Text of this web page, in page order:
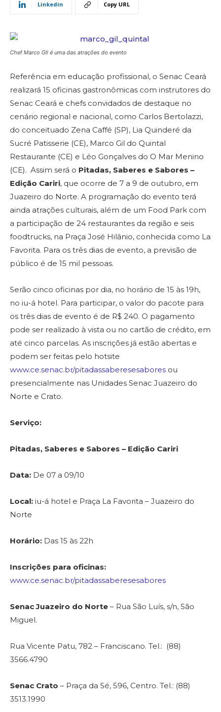
Linkedin Copy URL
Chef Marco GIl é uma das atrações do evento
Referência em educação profissional, o Senac Ceará
realizará 15 oficinas gastronômicas com instrutores do
Senac Ceará e chefs convidados de destaque no
cenário regional e nacional, como Carlos Bertolazzi,
do conceituado Zena Caffé (SP), Lia Quinderé da
Sucré Patisserie (CE), Marco Gil do Quintal
Restaurante (CE) e Léo Gonçalves do O Mar Menino
(CE). Assim será o Pitadas, Saberes e Sabores –
Edição Cariri, que ocorre de 7 a 9 de outubro, em
Juazeiro do Norte. A programação do evento terá
ainda atrações culturais, além de um Food Park com
a participação de 24 restaurantes da região e seis
foodtrucks, na Praça José Hilânio, conhecida como La
Favorita. Para os três dias de evento, a previsão de
público é de 15 mil pessoas.
Serão cinco oficinas por dia, no horário de 15 às 19h,
no iu-á hotel. Para participar, o valor do pacote para
os três dias de evento é de R$ 240. O pagamento
pode ser realizado à vista ou no cartão de crédito, em
até cinco parcelas. As inscrições já estão abertas e
podem ser feitas pelo hotsite
www.ce.senac.br/pitadassaberesesabores ou
presencialmente nas Unidades Senac Juazeiro do
Norte e Crato.
Serviço:
Pitadas, Saberes e Sabores – Edição Cariri
Data: De 07 a 09/10
Local: iu-á hotel e Praça La Favorita – Juazeiro do
Norte
Horário: Das 15 às 22h
Inscrições para oficinas:
www.ce.senac.br/pitadassaberesesabores
Senac Juazeiro do Norte – Rua São Luís, s/n, São
Miguel.
Rua Vicente Patu, 782 – Franciscano. Tel.: (88)
3566.4790
Senac Crato – Praça da Sé, 596, Centro. Tel.: (88)
3513.1990